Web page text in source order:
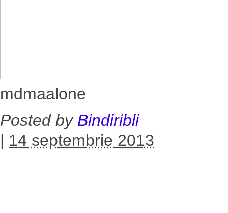
mdmaalone
Posted by Bindiribli
| 14 septembrie 2013